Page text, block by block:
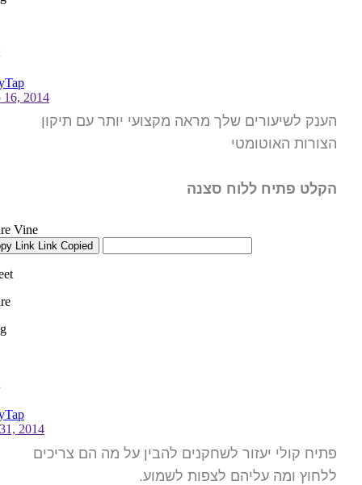
הענק לשיעורים שלך מראה מקצועי יותר עם תיקון
הצורות האוטומטי
הקלט פתיח ללוח סצנה
פתיח קולי יעזור לשחקנים להבין על מה הם צריכים
ללחוץ ומה עליהם לצפות לשמוע.